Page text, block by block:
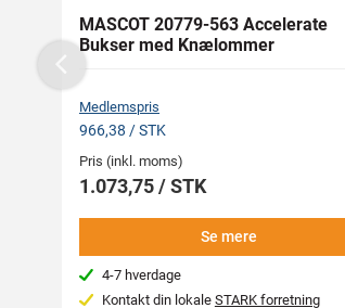
MASCOT 20779-563 Accelerate
Bukser med Knælommer
Medlemspris
966,38 / STK
Pris (inkl. moms)
1.073,75 / STK
Se mere
4-7 hverdage
Kontakt din lokale STARK forretning
Previous